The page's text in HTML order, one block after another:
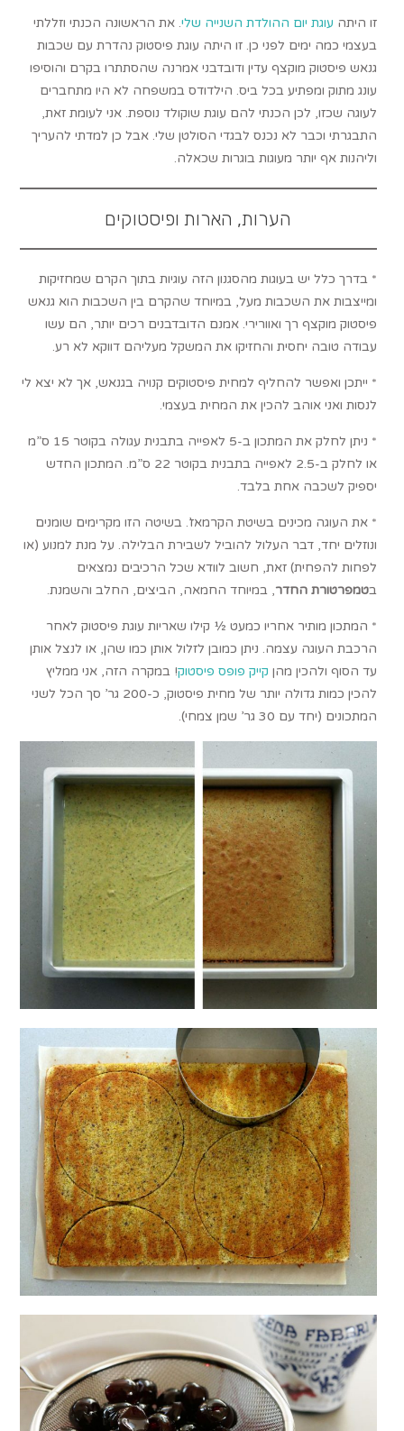
זו היתה עוגת יום ההולדת השנייה שלי. את הראשונה הכנתי וזללתי
בעצמי כמה ימים לפני כן. זו היתה עוגת פיסטוק נהדרת עם שכבות
גנאש פיסטוק מוקצף עדין ודובדבני אמרנה שהסתתרו בקרם והוסיפו
עונג מתוק ומפתיע בכל ביס. הילדודס במשפחה לא היו מתחברים
לעוגה שכזו, לכן הכנתי להם עוגת שוקולד נוספת. אני לעומת זאת,
התבגרתי וכבר לא נכנס לבגדי הסולטן שלי. אבל כן למדתי להעריך
וליהנות אף יותר מעוגות בוגרות שכאלה.
הערות, הארות ופיסטוקים
* בדרך כלל יש בעוגות מהסגנון הזה עוגיות בתוך הקרם שמחזיקות
ומייצבות את השכבות מעל, במיוחד שהקרם בין השכבות הוא גנאש
פיסטוק מוקצף רך ואוורירי. אמנם הדובדבנים רכים יותר, הם עשו
עבודה טובה יחסית והחזיקו את המשקל מעליהם דווקא לא רע.
* ייתכן ואפשר להחליף למחית פיסטוקים קנויה בגנאש, אך לא יצא לי
לנסות ואני אוהב להכין את המחית בעצמי.
* ניתן לחלק את המתכון ב-5 לאפייה בתבנית עגולה בקוטר 15 ס”מ
או לחלק ב-2.5 לאפייה בתבנית בקוטר 22 ס”מ. המתכון החדש
יספיק לשכבה אחת בלבד.
* את העוגה מכינים בשיטת הקרמאז’. בשיטה הזו מקרימים שומנים
ונוזלים יחד, דבר העלול להוביל לשבירת הבלילה. על מנת למנוע (או
לפחות להפחית) זאת, חשוב לוודא שכל הרכיבים נמצאים
בטמפרטורת החדר, במיוחד החמאה, הביצים, החלב והשמנת.
* המתכון מותיר אחריו כמעט ½ קילו שאריות עוגת פיסטוק לאחר
הרכבת העוגה עצמה. ניתן כמובן לזלול אותן כמו שהן, או לנצל אותן
עד הסוף ולהכין מהן קייק פופס פיסטוק! במקרה הזה, אני ממליץ
להכין כמות גדולה יותר של מחית פיסטוק, כ-200 גר’ סך הכל לשני
המתכונים (יחד עם 30 גר’ שמן צמחי).